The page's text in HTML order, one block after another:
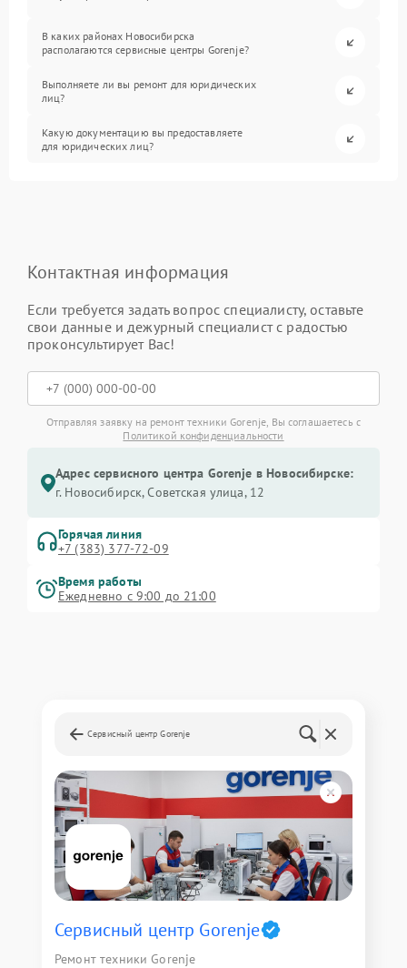
В каких районах Новосибирска
располагаются сервисные центры Gorenje?
Выполняете ли вы ремонт для юридических
лиц?
Какую документацию вы предоставляете
для юридических лиц?
Контактная информация
Если требуется задать вопрос специалисту, оставьте
свои данные и дежурный специалист с радостью
проконсультирует Вас!
Отправляя заявку на ремонт техники Gorenje, Вы соглашаетесь с
Политикой конфиденциальности
Адрес сервисного центра Gorenje в Новосибирске:
г. Новосибирск, Советская улица, 12
Горячая линия
+7 (383) 377-72-09
Время работы
Ежедневно с 9:00 до 21:00
Сервисный центр Gorenje
Сервисный центр Gorenje
Ремонт техники Gorenje